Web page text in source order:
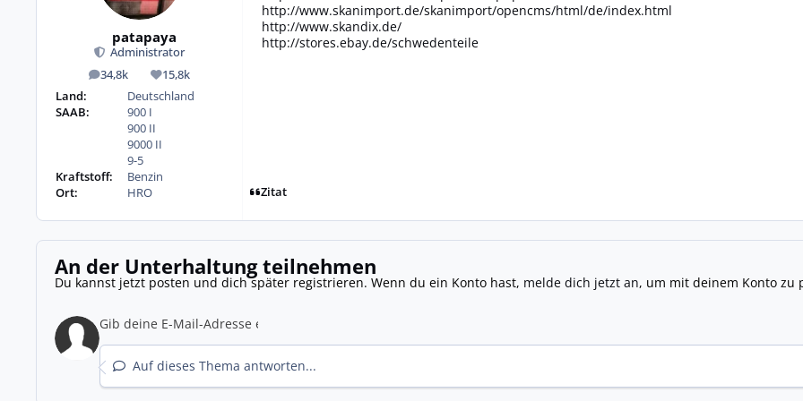
patapaya
Administrator
34,8k
Beiträge 15,8k
Reputation
Land:
Deutschland
SAAB:
900 I
900 II
9000 II
9-5
Kraftstoff:
Benzin
Ort:
HRO
http://www.skanimport.de/skanimport/opencms/html/de/index.html
http://www.skandix.de/
http://stores.ebay.de/schwedenteile
Zitat
An der Unterhaltung teilnehmen
Du kannst jetzt posten und dich später registrieren. Wenn du ein Konto hast, melde dich jetzt an, um mit deinem Konto zu
Auf dieses Thema antworten...